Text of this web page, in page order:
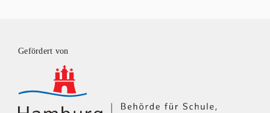
Gefördert von